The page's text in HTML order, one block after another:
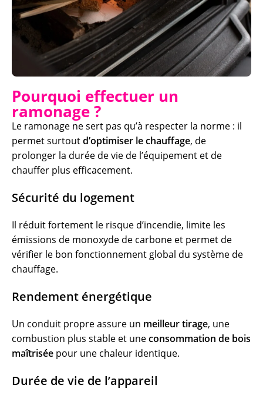
Pourquoi effectuer un
ramonage ?
Le ramonage ne sert pas qu’à respecter la norme : il
permet surtoutd’optimiser le chauffage, de
prolonger la durée de vie de l’équipement et de
chauffer plus efficacement.
Sécurité du logement
Il réduit fortement le risque d’incendie, limite les
émissions de monoxyde de carbone et permet de
vérifier le bon fonctionnement global du système de
chauffage.
Rendement énergétique
Un conduit propre assure un meilleur tirage, une
combustion plus stable et uneconsommation de bois
maîtrisée pour une chaleur identique.
Durée de vie de l’appareil